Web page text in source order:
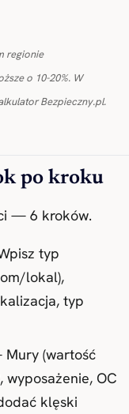
regionie
o 10-20%. W
Bezpieczny.pl.
po kroku
— 6 kroków.
typ
lokal),
typ
(wartość
wyposażenie, OC
klęski